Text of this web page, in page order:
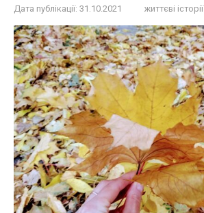
Дата публікації: 31.10.2021 життєві історії